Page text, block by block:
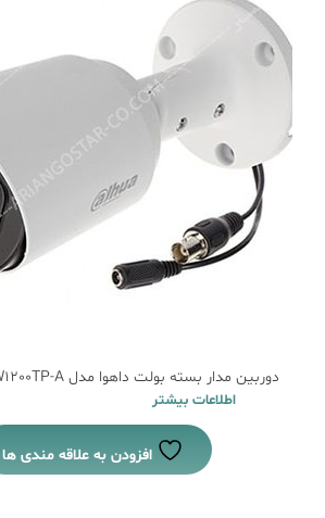
دوربین مدار بسته بولت داهوا مدل DH-HAC-HFW1200TP-A
اطلاعات بیشتر
افزودن به علاقه مندی ها